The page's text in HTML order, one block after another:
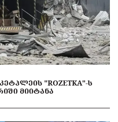
"ROZETKA"-Ს
ᲛᲘᲘᲢᲐᲜᲐ